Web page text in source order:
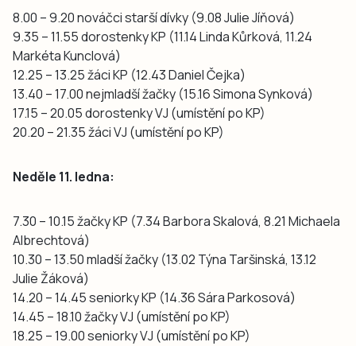
8.00 – 9.20 nováčci starší dívky (​9.08 Julie Jíňová)
9.35 – 11.55 dorostenky KP (​​11.14 Linda Kůrková, 11.24
Markéta Kunclová)
12.25 – 13.25 žáci KP (12.43 Daniel Čejka)
13.40 – 17.00 nejmladší žačky (​15.16 Simona Synková)
17.15 – 20.05 dorostenky VJ (umístění po KP)
20.20 – 21.35 žáci VJ (​​​umístění po KP)
Neděle 11. ledna:
7.30 – 10.15 žačky KP (7.34 Barbora Skalová, 8.21 Michaela
Albrechtová)
10.30 – 13.50 mladší žačky​​ (13.02 Týna Taršinská, 13.12
Julie Žáková)
14.20 – 14.45 seniorky KP​​ (14.36 Sára Parkosová)
14.45 – 18.10 žačky VJ​​​ (umístění po KP)
18.25 – 19.00 seniorky VJ (​​umístění po KP)